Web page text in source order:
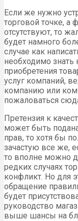
Если же нужно
торговой точке, а
отсутствуют, то
будет намного
случае как
необходимо знать
приобретения
услуг компаний,
компанию или
пожаловаться
Претензия к
может быть
прав, то хотя бы
зачастую все же,
то вполне можно
редких случаях
конфликт. Но для
обращение
будет
руководство
выше шансы на